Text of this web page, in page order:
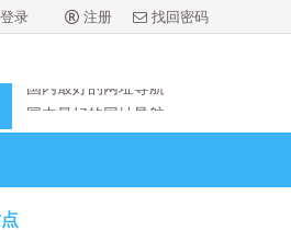
录 注册 找回密码
国内最好的网址导航
国内最好的网址导航